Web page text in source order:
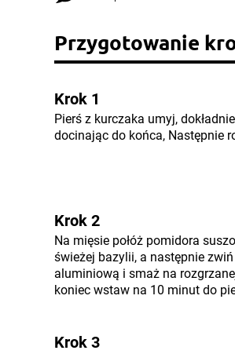
Przygotowanie
Krok 1
Pierś z kurczaka umyj,
docinając do końca, Następnie
Krok 2
Na mięsie połóż pomidora
świeżej bazylii, a następnie
aluminiową i smaż na
koniec wstaw na 10 minut do
Krok 3